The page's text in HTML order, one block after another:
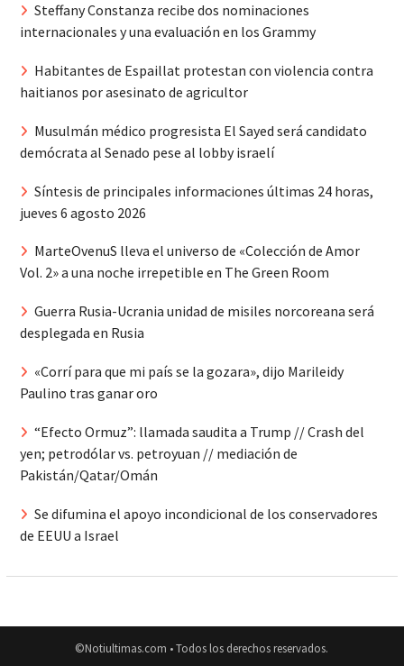
Steffany Constanza recibe dos nominaciones
internacionales y una evaluación en los Grammy
Habitantes de Espaillat protestan con violencia contra
haitianos por asesinato de agricultor
Musulmán médico progresista El Sayed será candidato
demócrata al Senado pese al lobby israelí
Síntesis de principales informaciones últimas 24 horas,
jueves 6 agosto 2026
MarteOvenuS lleva el universo de «Colección de Amor
Vol. 2» a una noche irrepetible en The Green Room
Guerra Rusia-Ucrania unidad de misiles norcoreana será
desplegada en Rusia
«Corrí para que mi país se la gozara», dijo Marileidy
Paulino tras ganar oro
“Efecto Ormuz”: llamada saudita a Trump // Crash del
yen; petrodólar vs. petroyuan // mediación de
Pakistán/Qatar/Omán
Se difumina el apoyo incondicional de los conservadores
de EEUU a Israel
©Notiultimas.com • Todos los derechos reservados.